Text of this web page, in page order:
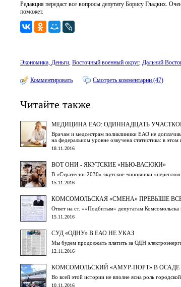
Редакция передаст все вопросы депутату Борису Гладких.
поможет.
Экономика, Деньги, Восточный военный округ, Дальний
Комментировать Смотреть комментарии (47)
Читайте также
МЕДИЦИНА ЕАО: ОДИННАДЦАТЬ
Врачам и медсестрам поликлиники ЕАО не
на федеральном уровне озвучена статистика: в
18.11.2016
ВОТ ОНИ - ЯКУТСКИЕ «НЬЮ-ВАСЮКИ»
В «Стратегии-2030» якутские чиновники
15.11.2016
КОМСОМОЛЬСКАЯ «СМЕНА» ПРЕВЫШЕ
Ответ на ст. ««Подбитым» депутатам Комсомольска
15.11.2016
СУД «ОДНУ» В ЕАО НЕ УКАЗ
Мы будем продолжать платить за ОДН
12.11.2016
КОМСОМОЛЬСКИЙ «АМУР-ПОРТ» В ОСАДЕ
Во всей этой истории не вполне ясна роль
10.11.2016